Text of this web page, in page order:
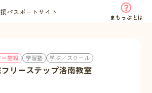
パスポートサイト
まもっぷとは
施設 学習塾 学ぶ／スクール
リーステップ洛南教室